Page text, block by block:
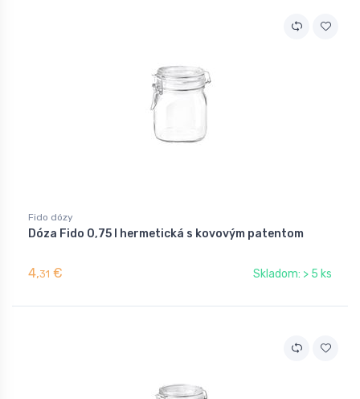
Fido dózy
Dóza Fido 0,75 l hermetická s kovovým patentom
4,31 € Skladom: > 5 ks